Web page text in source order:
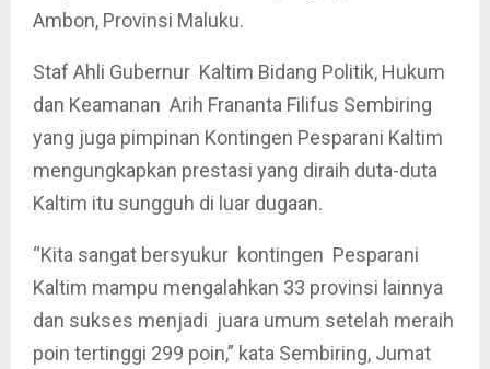
Ambon, Provinsi Maluku.
Staf Ahli Gubernur Kaltim Bidang Politik, Hukum
dan Keamanan Arih Frananta Filifus Sembiring
yang juga pimpinan Kontingen Pesparani Kaltim
mengungkapkan prestasi yang diraih duta-duta
Kaltim itu sungguh di luar dugaan.
“Kita sangat bersyukur kontingen Pesparani
Kaltim mampu mengalahkan 33 provinsi lainnya
dan sukses menjadi juara umum setelah meraih
poin tertinggi 299 poin,” kata Sembiring, Jumat